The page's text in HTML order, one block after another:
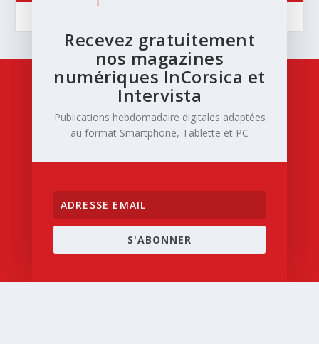
Recevez gratuitement
nos magazines
numériques InCorsica et
Intervista
Publications hebdomadaire digitales adaptées
au format Smartphone, Tablette et PC
S'ABONNER